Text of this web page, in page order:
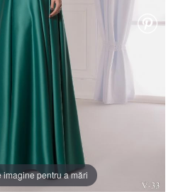
imagine pentru a mări